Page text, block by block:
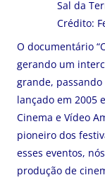
Sal da
Crédito:
O documentário
gerando um
grande,
lançado em 2005
Cinema e Vídeo
pioneiro dos
esses eventos,
produção de